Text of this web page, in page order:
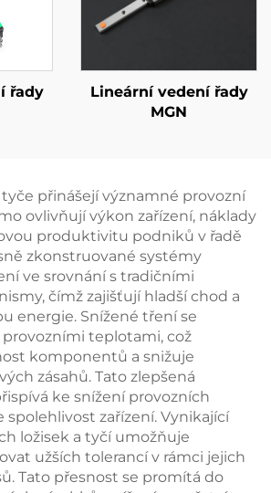
řady
Lineární vedení řady
MGN
tyče přinášejí významné provozní
ovlivňují výkon zařízení, náklady
produktivitu podniků v řadě
zkonstruované systémy
ve srovnání s tradičními
čímž zajišťují hladší chod a
energie. Snížené tření se
teplotami, což
komponentů a snižuje
zásahů. Tato zlepšená
ke snížení provozních
spolehlivost zařízení. Vynikající
ložisek a tyčí umožňuje
užších tolerancí v rámci jejich
Tato přesnost se promítá do